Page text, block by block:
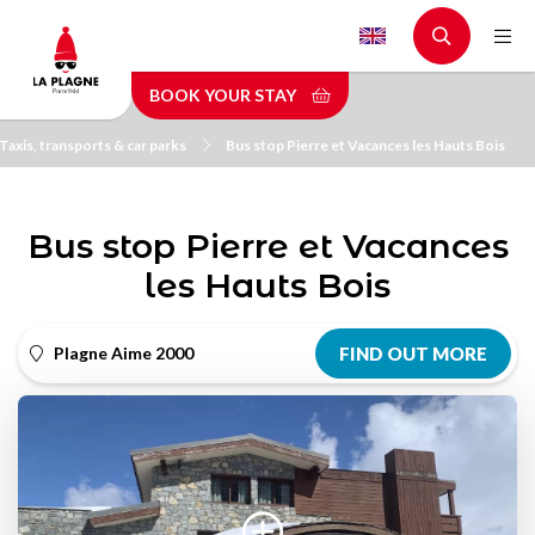
main
content
BOOK YOUR STAY
Taxis, transports & car parks Bus stop Pierre et Vacances les Hauts Bois
Bus stop Pierre et Vacances
les Hauts Bois
Plagne Aime 2000 FIND OUT MORE